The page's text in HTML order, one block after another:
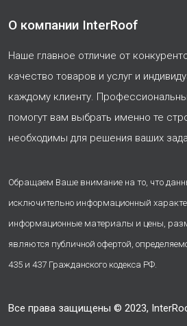
О компании InterRoof
Наше главное отличие от
качество товаров и услуг и
каждому клиенту.
помогут вам выбрать именно те
необходимы для решения ваших
Обращаем Ваше внимание на то, что
исключительно информационный
информационные материалы и цены,
являются публичной офертой,
435 и 437 Гражданского кодекса РФ.
Все права защищены © 2023,